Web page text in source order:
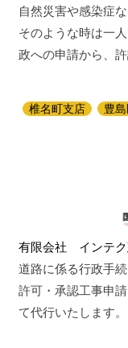
自然災害や感染症
そのような時は一
政への申請から、
椎名町支店 豊島
有限会社 インテク
道路に係る行政手
許可・承認工事申
て代行いたします。